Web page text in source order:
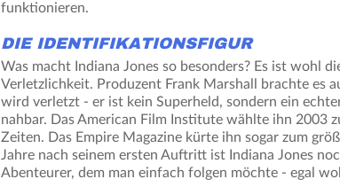
funktionieren.
DIE IDENTIFIKATIONSFIGUR
Was macht Indiana Jones so besonders? Es ist wohl
Verletzlichkeit. Produzent Frank Marshall brachte es
wird verletzt - er ist kein Superheld, sondern ein
nahbar. Das American Film Institute wählte ihn 2003
Zeiten. Das Empire Magazine kürte ihn sogar zum
Jahre nach seinem ersten Auftritt ist Indiana Jones
Abenteurer, dem man einfach folgen möchte - egal